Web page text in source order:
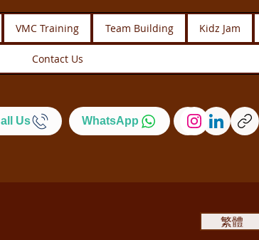
VMC Training Team Building Kidz Jam
Contact Us
Us WhatsApp
繁體